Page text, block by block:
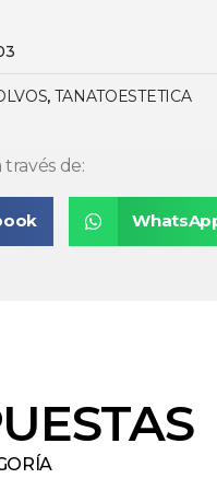
, TANATOESTETICA
de: